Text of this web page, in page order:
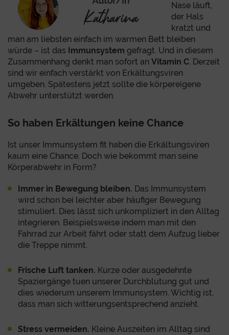
Nase läuft,
der Hals
kratzt und
man am liebsten einfach im warmen Bett bleiben
würde – ist das Immunsystem gefragt. Und in diesem
Zusammenhang denkt man sofort an Vitamin C. Derzeit
sind wir einfach verstärkt von Erkältungsviren
umgeben. Spätestens jetzt sollte die körpereigene
Abwehr unterstützt werden.
So haben Erkältungen keine Chance
Ist unser Immunsystem fit haben die Erkältungsviren
kaum eine Chance. Doch wie bekommt man seine
Körperabwehr in Form?
Immer in Bewegung bleiben. Das Immunsystem
wird schon bei leichter aber häufiger Bewegung
stimuliert. Dies lässt sich unkompliziert in den Alltag
integrieren. Beispielsweise indem man mit den
Fahrrad zur Arbeit fährt oder statt dem Aufzug lieber
die Treppe nimmt.
Frische Luft tanken. Kurze oder ausgedehnte
Spaziergänge tuen unserer Durchblutung gut und
dies wiederum unserem Immunsystem. Wichtig ist,
dass man sich witterungsentsprechend anzieht.
Stress vermeiden. Kleine Auszeiten im Alltag sind